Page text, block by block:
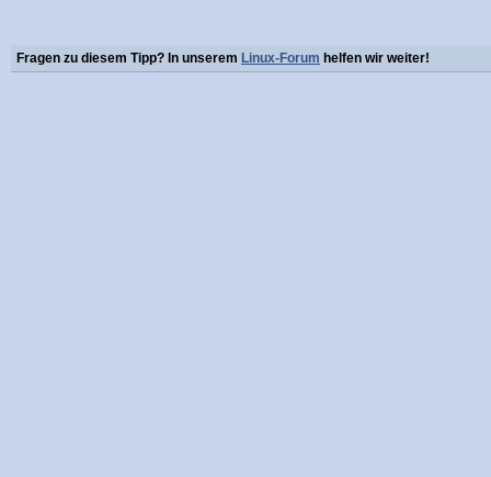
Fragen zu diesem Tipp? In unserem Linux-Forum helfen wir weiter!